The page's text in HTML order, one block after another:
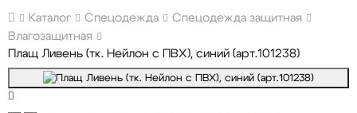
Каталог Спецодежда
Спецодежда защитная
Влагозащитная
Плащ Ливень (тк. Нейлон с ПВХ), синий (арт.101238)